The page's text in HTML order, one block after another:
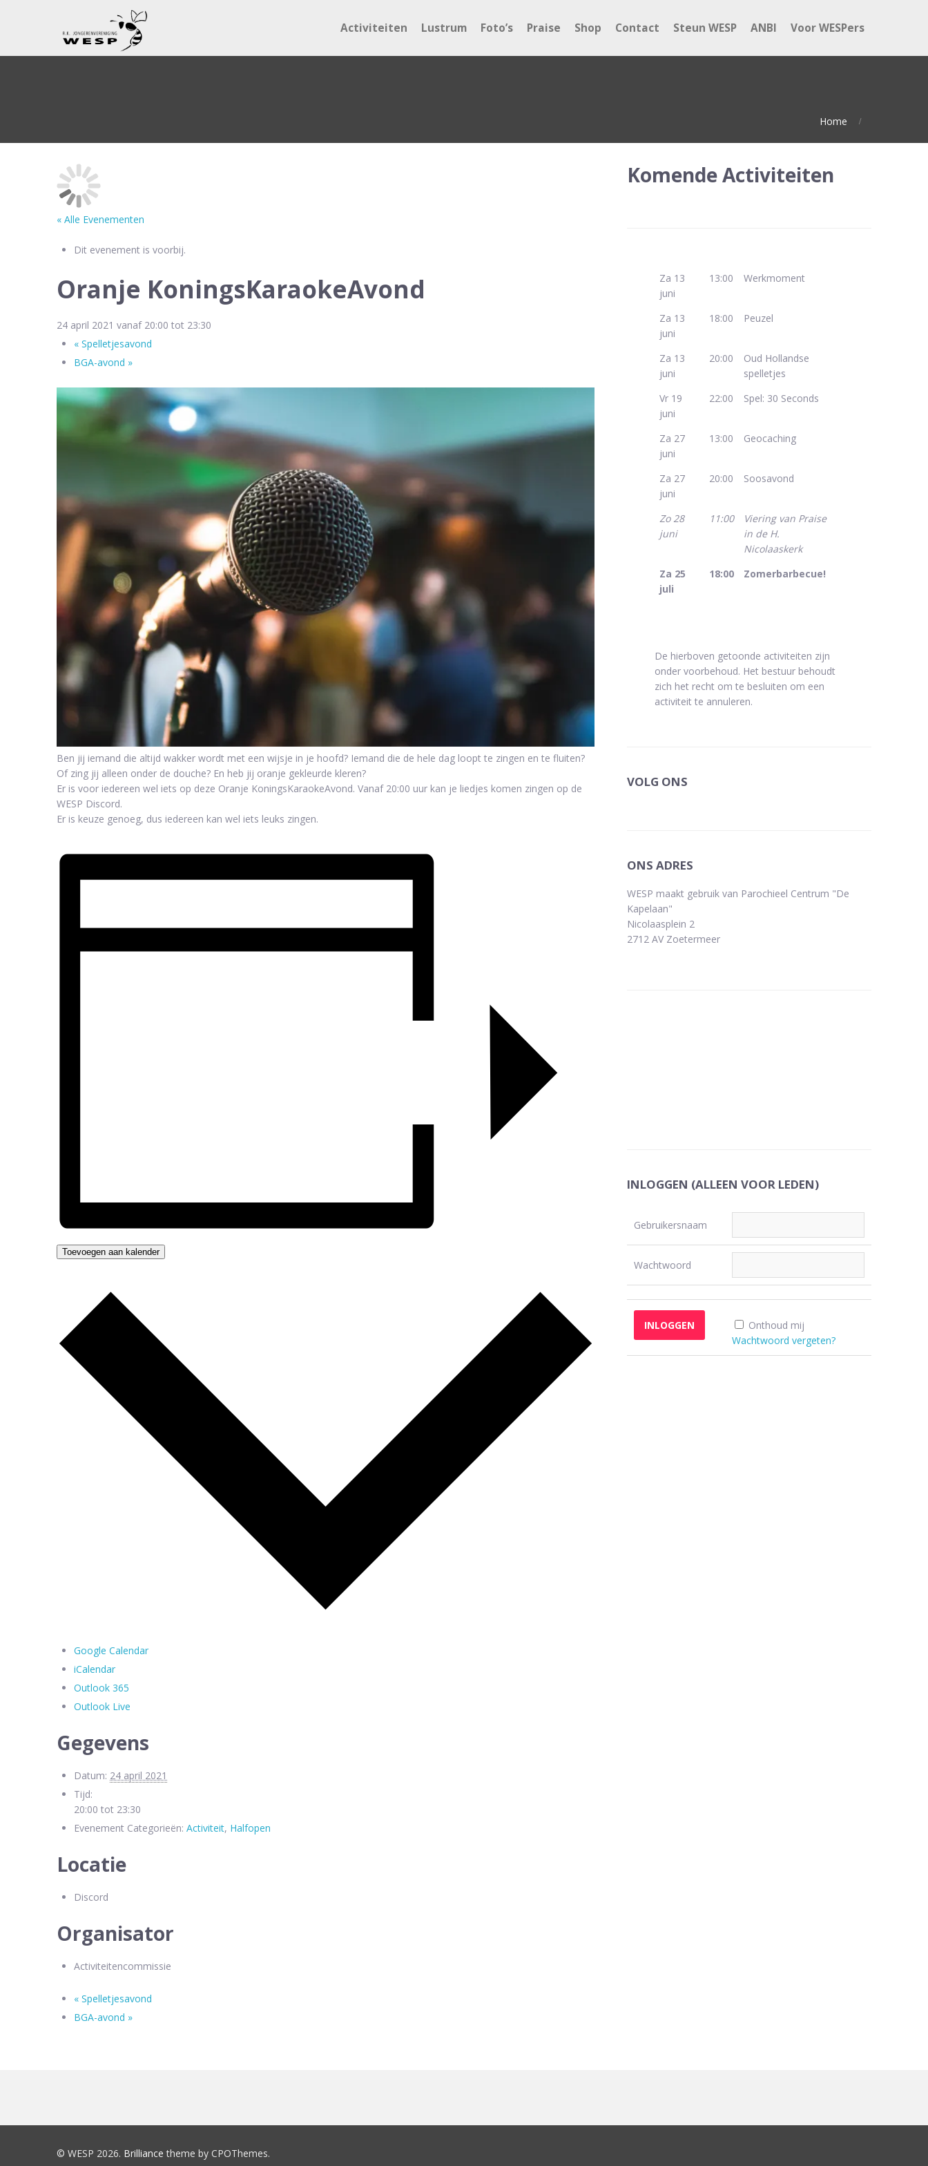
Activiteiten Lustrum Foto’s Praise Shop Contact Steun WESP ANBI Voor WESPers
Home
« Alle Evenementen
Dit evenement is voorbij.
Oranje KoningsKaraokeAvond
24 april 2021 vanaf 20:00 tot 23:30
« Spelletjesavond
BGA-avond »
Ben jij iemand die altijd wakker wordt met een wijsje in je hoofd? Iemand die de hele dag loopt te zingen en te fluiten?
Of zing jij alleen onder de douche? En heb jij oranje gekleurde kleren?
Er is voor iedereen wel iets op deze Oranje KoningsKaraokeAvond. Vanaf 20:00 uur kan je liedjes komen zingen op de
WESP Discord.
Er is keuze genoeg, dus iedereen kan wel iets leuks zingen.
Toevoegen aan kalender
Google Calendar
iCalendar
Outlook 365
Outlook Live
Gegevens
Datum: 24 april 2021
Tijd:
20:00 tot 23:30
Evenement Categorieën: Activiteit, Halfopen
Locatie
Discord
Organisator
Activiteitencommissie
« Spelletjesavond
BGA-avond »
Komende Activiteiten
Za 13
juni
13:00 Werkmoment
Za 13
juni
18:00 Peuzel
Za 13
juni
20:00
Oud Hollandse
spelletjes
Vr 19
juni
22:00 Spel: 30 Seconds
Za 27
juni
13:00 Geocaching
Za 27
juni
20:00 Soosavond
Zo 28
juni
11:00
Viering van Praise
in de H.
Nicolaaskerk
Za 25
juli
18:00 Zomerbarbecue!
De hierboven getoonde activiteiten zijn
onder voorbehoud. Het bestuur behoudt
zich het recht om te besluiten om een
activiteit te annuleren.
VOLG ONS
ONS ADRES
WESP maakt gebruik van Parochieel Centrum "De
Kapelaan"
Nicolaasplein 2
2712 AV Zoetermeer
INLOGGEN (ALLEEN VOOR LEDEN)
Gebruikersnaam
Wachtwoord
Onthoud mij
Wachtwoord vergeten?
© WESP 2026. Brilliance theme by CPOThemes.